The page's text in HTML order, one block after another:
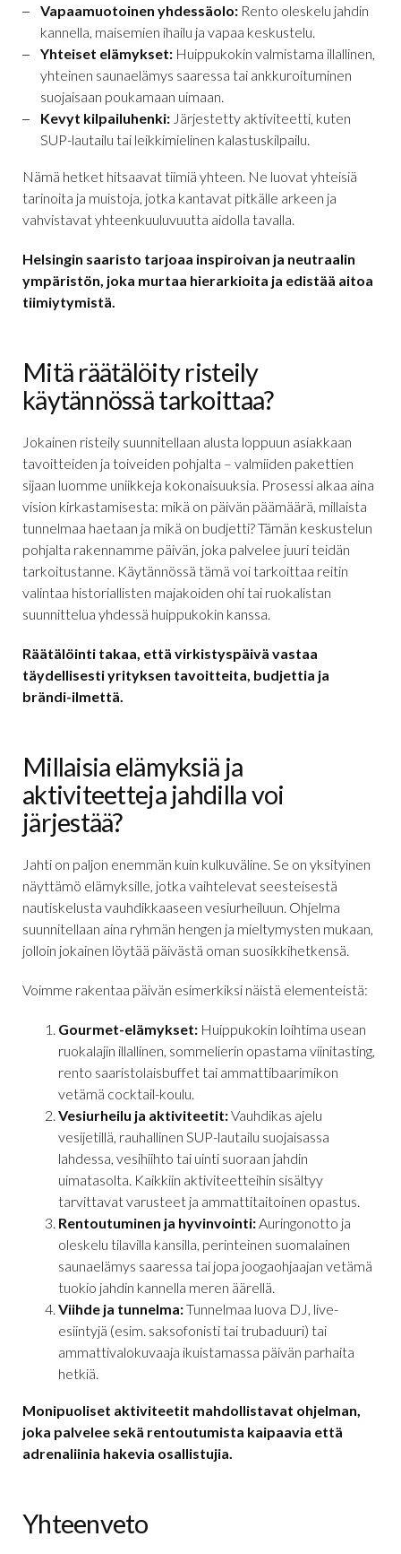
Vapaamuotoinen yhdessäolo: Rento oleskelu jahdin
kannella, maisemien ihailu ja vapaa keskustelu.
Yhteiset elämykset: Huippukokin valmistama illallinen,
yhteinen saunaelämys saaressa tai ankkuroituminen
suojaisaan poukamaan uimaan.
Kevyt kilpailuhenki: Järjestetty aktiviteetti, kuten
SUP-lautailu tai leikkimielinen kalastuskilpailu.
Nämä hetket hitsaavat tiimiä yhteen. Ne luovat yhteisiä
tarinoita ja muistoja, jotka kantavat pitkälle arkeen ja
vahvistavat yhteenkuuluvuutta aidolla tavalla.
Helsingin saaristo tarjoaa inspiroivan ja neutraalin
ympäristön, joka murtaa hierarkioita ja edistää aitoa
tiimiytymistä.
Mitä räätälöity risteily
käytännössä tarkoittaa?
Jokainen risteily suunnitellaan alusta loppuun asiakkaan
tavoitteiden ja toiveiden pohjalta – valmiiden pakettien
sijaan luomme uniikkeja kokonaisuuksia. Prosessi alkaa aina
vision kirkastamisesta: mikä on päivän päämäärä, millaista
tunnelmaa haetaan ja mikä on budjetti? Tämän keskustelun
pohjalta rakennamme päivän, joka palvelee juuri teidän
tarkoitustanne. Käytännössä tämä voi tarkoittaa reitin
valintaa historiallisten majakoiden ohi tai ruokalistan
suunnittelua yhdessä huippukokin kanssa.
Räätälöinti takaa, että virkistyspäivä vastaa
täydellisesti yrityksen tavoitteita, budjettia ja
brändi-ilmettä.
Millaisia elämyksiä ja
aktiviteetteja jahdilla voi
järjestää?
Jahti on paljon enemmän kuin kulkuväline. Se on yksityinen
näyttämö elämyksille, jotka vaihtelevat seesteisestä
nautiskelusta vauhdikkaaseen vesiurheiluun. Ohjelma
suunnitellaan aina ryhmän hengen ja mieltymysten mukaan,
jolloin jokainen löytää päivästä oman suosikkihetkensä.
Voimme rakentaa päivän esimerkiksi näistä elementeistä:
Gourmet-elämykset: Huippukokin loihtima usean
ruokalajin illallinen, sommelierin opastama viinitasting,
rento saaristolaisbuffet tai ammattibaarimikon
vetämä cocktail-koulu.
Vesiurheilu ja aktiviteetit:Vauhdikas ajelu
vesijetillä, rauhallinen SUP-lautailu suojaisassa
lahdessa, vesihiihto tai uinti suoraan jahdin
uimatasolta. Kaikkiin aktiviteetteihin sisältyy
tarvittavat varusteet ja ammattitaitoinen opastus.
Rentoutuminen ja hyvinvointi:Auringonotto ja
oleskelu tilavilla kansilla, perinteinen suomalainen
saunaelämys saaressa tai jopa joogaohjaajan vetämä
tuokio jahdin kannella meren äärellä.
Viihde ja tunnelma:Tunnelmaa luova DJ, live-
esiintyjä (esim. saksofonisti tai trubaduuri) tai
ammattivalokuvaaja ikuistamassa päivän parhaita
hetkiä.
Monipuoliset aktiviteetit mahdollistavat ohjelman,
joka palvelee sekä rentoutumista kaipaavia että
adrenaliinia hakevia osallistujia.
Yhteenveto